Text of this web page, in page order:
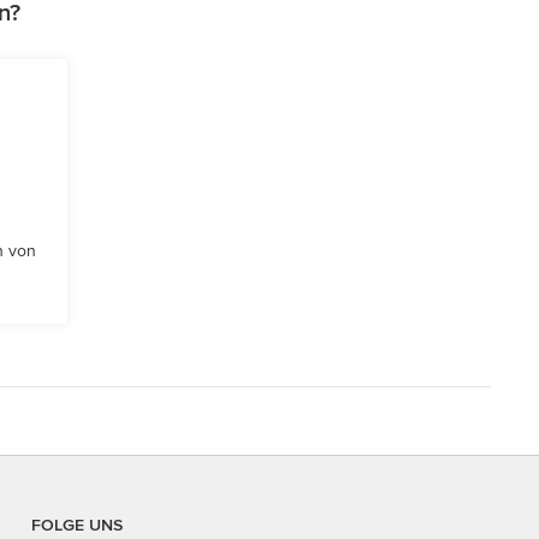
von
FOLGE UNS